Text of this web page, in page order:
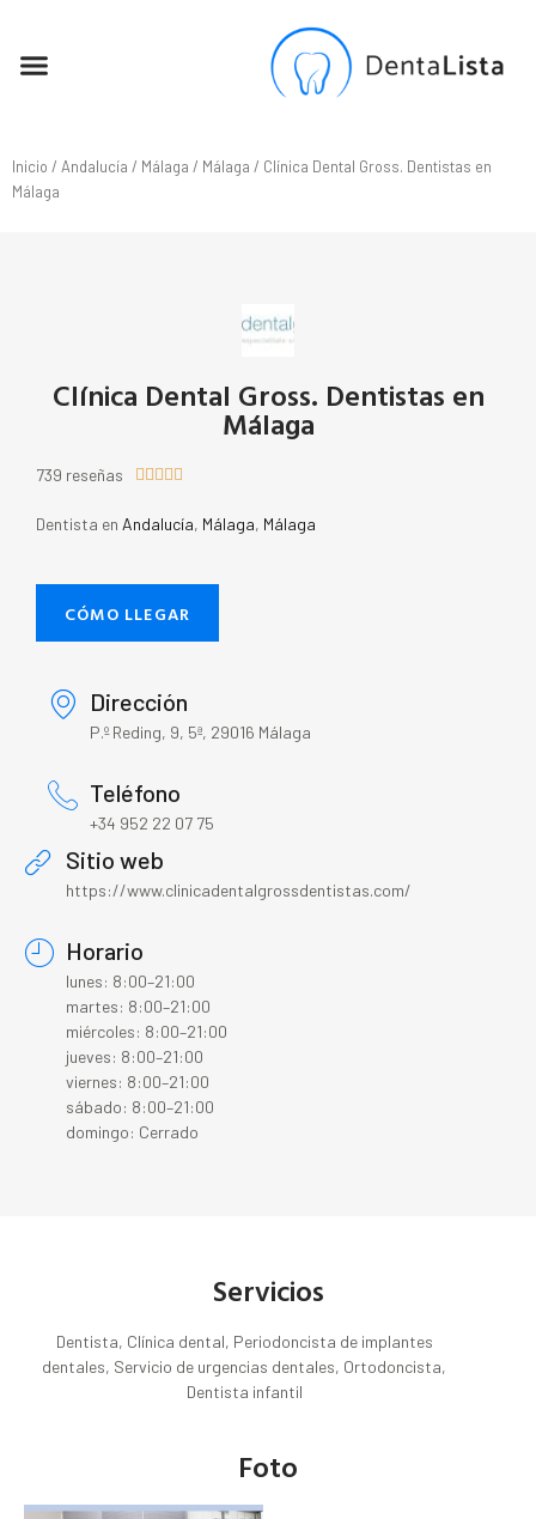
Inicio / Andalucía / Málaga / Málaga / Clínica Dental Gross. Dentistas en
Málaga
Clínica Dental Gross. Dentistas en
Málaga
739 reseñas     
Dentista en Andalucía, Málaga, Málaga
CÓMO LLEGAR
Dirección
P.º Reding, 9, 5ª, 29016 Málaga
Teléfono
+34 952 22 07 75
Sitio web
https://www.clinicadentalgrossdentistas.com/
Horario
lunes: 8:00–21:00
martes: 8:00–21:00
miércoles: 8:00–21:00
jueves: 8:00–21:00
viernes: 8:00–21:00
sábado: 8:00–21:00
domingo: Cerrado
Servicios
Dentista, Clínica dental, Periodoncista de implantes
dentales, Servicio de urgencias dentales, Ortodoncista,
Dentista infantil
Foto